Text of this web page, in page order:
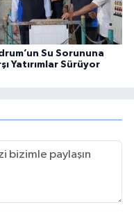
Su Sorununa
Yatırımlar Sürüyor